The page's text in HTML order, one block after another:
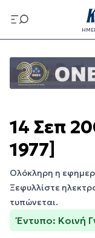
προς
το
περιεχόμενο
προς
κυρίως
14 Σεπ
1977]
Ολόκληρη η
Ξεφυλλίστε
τυπώνεται.
Έντυπο: Κοινή